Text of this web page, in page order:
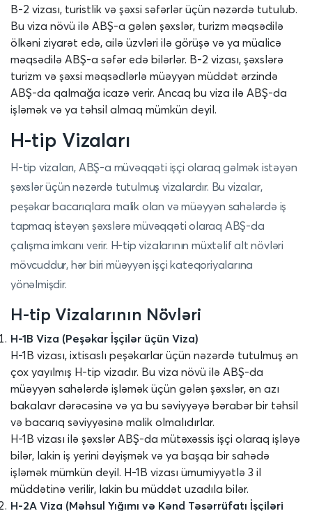
B-2 vizası, turistlik və şəxsi səfərlər üçün nəzərdə tutulub.
Bu viza növü ilə ABŞ-a gələn şəxslər, turizm məqsədilə
ölkəni ziyarət edə, ailə üzvləri ilə görüşə və ya müalicə
məqsədilə ABŞ-a səfər edə bilərlər. B-2 vizası, şəxslərə
turizm və şəxsi məqsədlərlə müəyyən müddət ərzində
ABŞ-da qalmağa icazə verir. Ancaq bu viza ilə ABŞ-da
işləmək və ya təhsil almaq mümkün deyil.
H-tip Vizaları
H-tip vizaları, ABŞ-a müvəqqəti işçi olaraq gəlmək istəyən
şəxslər üçün nəzərdə tutulmuş vizalardır. Bu vizalar,
peşəkar bacarıqlara malik olan və müəyyən sahələrdə iş
tapmaq istəyən şəxslərə müvəqqəti olaraq ABŞ-da
çalışma imkanı verir. H-tip vizalarının müxtəlif alt növləri
mövcuddur, hər biri müəyyən işçi kateqoriyalarına
yönəlmişdir.
H-tip Vizalarının Növləri
H-1B Viza (Peşəkar İşçilər üçün Viza)
H-1B vizası, ixtisaslı peşəkarlar üçün nəzərdə tutulmuş ən
çox yayılmış H-tip vizadır. Bu viza növü ilə ABŞ-da
müəyyən sahələrdə işləmək üçün gələn şəxslər, ən azı
bakalavr dərəcəsinə və ya bu səviyyəyə bərabər bir təhsil
və bacarıq səviyyəsinə malik olmalıdırlar.
H-1B vizası ilə şəxslər ABŞ-da mütəxəssis işçi olaraq işləyə
bilər, lakin iş yerini dəyişmək və ya başqa bir sahədə
işləmək mümkün deyil. H-1B vizası ümumiyyətlə 3 il
müddətinə verilir, lakin bu müddət uzadıla bilər.
H-2A Viza (Məhsul Yığımı və Kənd Təsərrüfatı İşçiləri